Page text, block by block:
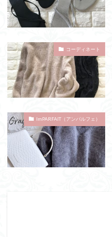
コーディネート
ImPARFAIT（アンパルフェ）